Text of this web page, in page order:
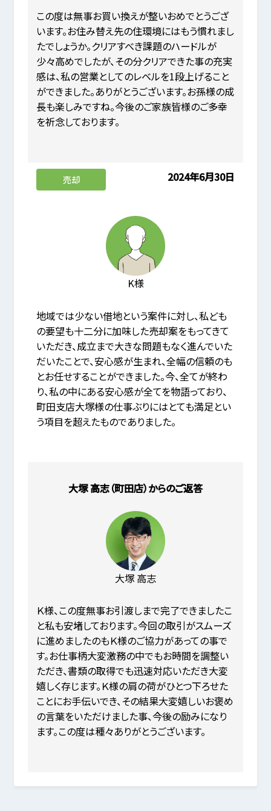
この度は無事お買い換えが整いおめでとうござ
います。お住み替え先の住環境にはもう慣れまし
たでしょうか。クリアすべき課題のハードルが
少々高めでしたが、その分クリアできた事の充実
感は、私の営業としてのレベルを1段上げること
ができました。ありがとうございます。お孫様の成
長も楽しみですね。今後のご家族皆様のご多幸
を祈念しております。
売却 2024年6月30日
K様
地域では少ない借地という案件に対し、私ども
の要望も十二分に加味した売却案をもってきて
いただき、成立まで大きな問題もなく進んでいた
だいたことで、安心感が生まれ、全幅の信頼のも
とお任せすることができました。今、全てが終わ
り、私の中にある安心感が全てを物語っており、
町田支店大塚様の仕事ぶりにはとても満足とい
う項目を超えたものでありました。
大塚 高志（町田店）からのご返答
大塚 高志
Ｋ様、この度無事お引渡しまで完了できましたこ
と私も安堵しております。今回の取引がスムーズ
に進めましたのもＫ様のご協力があっての事で
す。お仕事柄大変激務の中でもお時間を調整い
ただき、書類の取得でも迅速対応いただき大変
嬉しく存じます。Ｋ様の肩の荷がひとつ下ろせた
ことにお手伝いでき、その結果大変嬉しいお褒め
の言葉をいただけました事、今後の励みになり
ます。この度は種々ありがとうございます。